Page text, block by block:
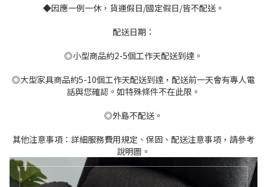
◆因應一例一休，貨運假日/國定假日/皆不配送。
配送日期：
◎小型商品約2-5個工作天配送到達。
◎大型家具商品約5-10個工作天配送到達，配送前一天會有專人電
話與您確認。如特殊條件不在此限。
◎外島不配送。
其他注意事項：詳細服務費用規定、保固、配送注意事項，請參考
說明圖。